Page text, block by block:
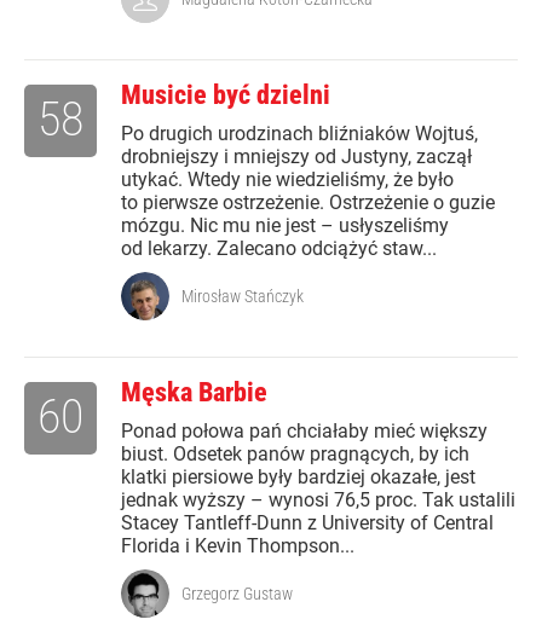
Musicie być dzielni
Po drugich urodzinach bliźniaków Wojtuś,
drobniejszy i mniejszy od Justyny, zaczął
utykać. Wtedy nie wiedzieliśmy, że było
to pierwsze ostrzeżenie. Ostrzeżenie o guzie
mózgu. Nic mu nie jest – usłyszeliśmy
od lekarzy. Zalecano odciążyć staw...
58
Mirosław Stańczyk
Męska Barbie
Ponad połowa pań chciałaby mieć większy
biust. Odsetek panów pragnących, by ich
klatki piersiowe były bardziej okazałe, jest
jednak wyższy – wynosi 76,5 proc. Tak ustalili
Stacey Tantleff-Dunn z University of Central
Florida i Kevin Thompson...
60
Grzegorz Gustaw